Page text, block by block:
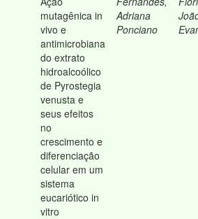
mutagênica in
vivo e
antimicrobiana
do extrato
hidroalcoólico
de Pyrostegia
venusta e
seus efeitos
no
crescimento e
diferenciação
celular em um
sistema
eucariótico in
vitro
Adriana
Ponciano